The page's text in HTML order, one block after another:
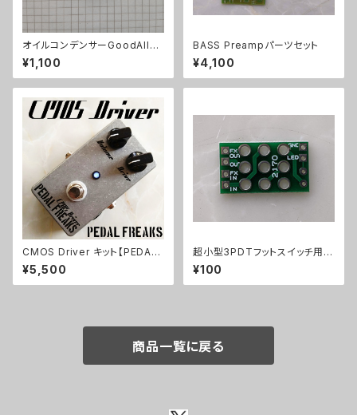
オイルコンデンサーGoodAll
0.033uF【在庫限り】
¥1,100
BASS Preampパーツセット
¥4,100
CMOS Driver キット【PEDAL
FREAKS】
¥5,500
超小型3PDTフットスイッチ用プ
リント基板トゥルーバイパス用21
70
¥100
商品一覧に戻る